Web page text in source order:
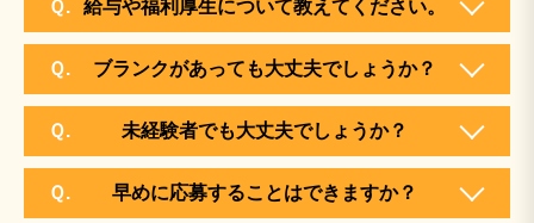
て運動指導に関する資格認定を行っています。ま
い。
Ｑ. 給与や福利厚生について教えてください。
ご希望の教室や職種によっては内容が異なるため、
詳細についてはフォームからお問い合わせいただき
Ｑ. ブランクがあっても大丈夫でしょうか？
ご希望の教室、職種によっては可能です。フォーム
からお問い合わせください。是非一度ご相談くださ
Ｑ. 未経験者でも大丈夫でしょうか？
ご希望の教室、職種によっては可能です。フォーム
からお問い合わせください。研修制度も充実してお
Ｑ. 早めに応募することはできますか？